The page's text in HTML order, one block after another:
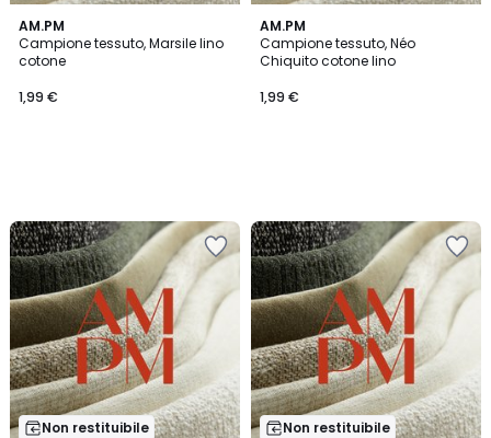
AM.PM
Campione tessuto, Marsile lino
cotone
1,99 €
AM.PM
Campione tessuto, Néo
Chiquito cotone lino
1,99 €
Non restituibile Non restituibile